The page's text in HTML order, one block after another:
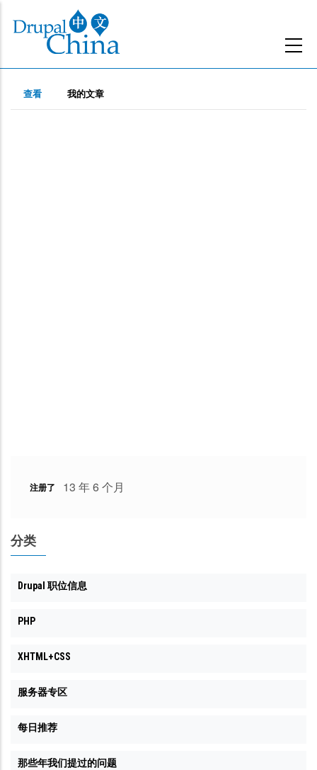
主
内
主
标
查看
动
我的文章
注册了 13 年 6 个月
分类
Drupal 职位信息
PHP
XHTML+CSS
服务器专区
每日推荐
那些年我们提过的问题